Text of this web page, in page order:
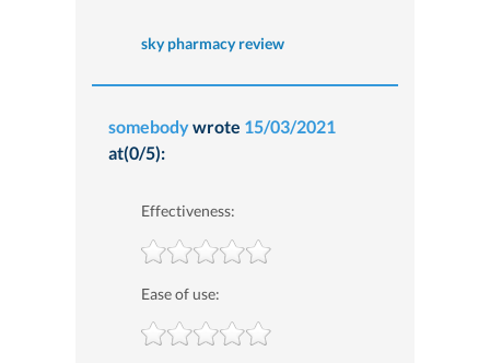
sky pharmacy review
somebodywrote 15/03/2021
at(0/5):
Effectiveness:
Ease of use: